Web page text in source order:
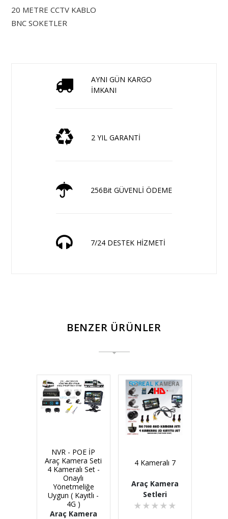
20 METRE CCTV KABLO
BNC SOKETLER
AYNI GÜN KARGO
İMKANI
2 YIL GARANTİ
256Bit GÜVENLİ ÖDEME
7/24 DESTEK HİZMETİ
BENZER ÜRÜNLER
NVR - POE İP
Araç Kamera Seti
4 Kameralı Set -
Onaylı
Yönetmeliğe
Uygun ( Kayıtlı -
4G )
Araç Kamera
4 Kameralı 7
Araç Kamera
Setleri
★ ★ ★ ★ ★